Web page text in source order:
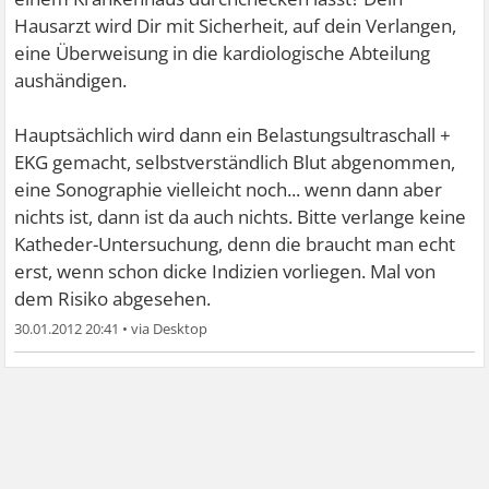
Hausarzt wird Dir mit Sicherheit, auf dein Verlangen,
eine Überweisung in die kardiologische Abteilung
aushändigen.
Hauptsächlich wird dann ein Belastungsultraschall +
EKG gemacht, selbstverständlich Blut abgenommen,
eine Sonographie vielleicht noch... wenn dann aber
nichts ist, dann ist da auch nichts. Bitte verlange keine
Katheder-Untersuchung, denn die braucht man echt
erst, wenn schon dicke Indizien vorliegen. Mal von
dem Risiko abgesehen.
30.01.2012 20:41 •